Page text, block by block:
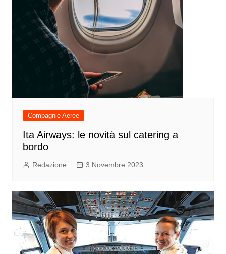
Compagnie Aeree
Ita Airways: le novità sul catering a
bordo
Redazione 3 Novembre 2023